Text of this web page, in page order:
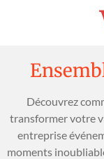
principal
Découvrez
transformer votre
entreprise
moments